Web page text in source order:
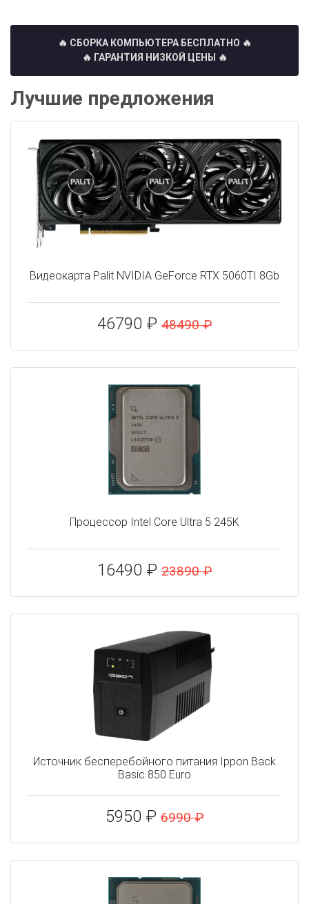
🔥 СБОРКА КОМПЬЮТЕРА БЕСПЛАТНО 🔥
🔥 ГАРАНТИЯ НИЗКОЙ ЦЕНЫ 🔥
Лучшие предложения
Видеокарта Palit NVIDIA GeForce RTX 5060TI 8Gb
46790 ₽ 48490 ₽
Процессор Intel Core Ultra 5 245K
16490 ₽ 23890 ₽
Источник бесперебойного питания Ippon Back
Basic 850 Euro
5950 ₽ 6990 ₽